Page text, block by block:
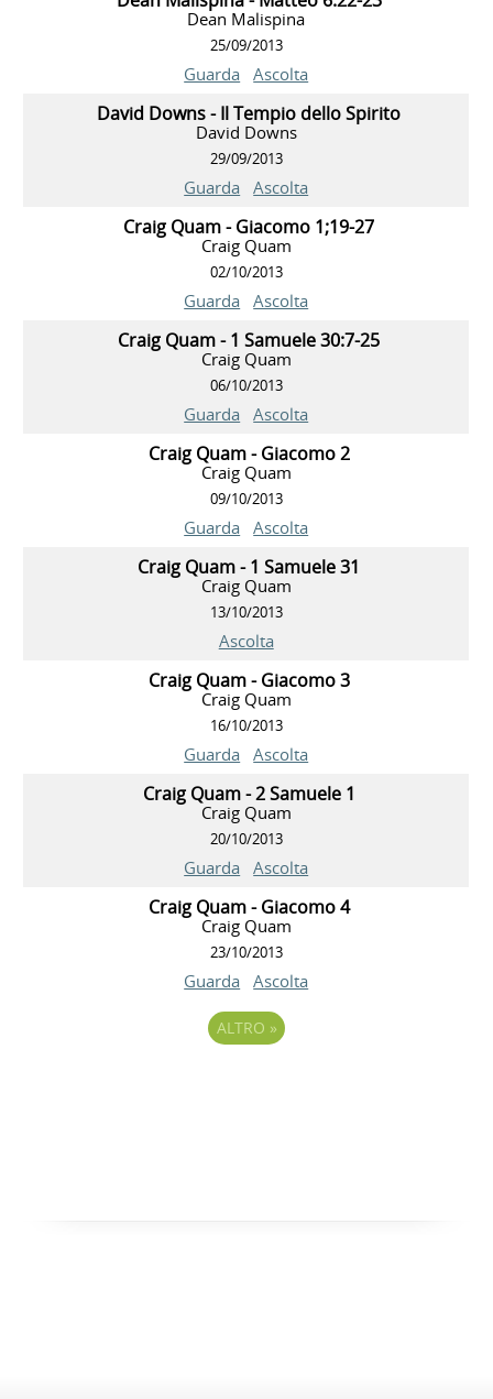
Dean Malispina
25/09/2013
Guarda Ascolta
David Downs - Il Tempio dello Spirito
David Downs
29/09/2013
Guarda Ascolta
Craig Quam - Giacomo 1;19-27
Craig Quam
02/10/2013
Guarda Ascolta
Craig Quam - 1 Samuele 30:7-25
Craig Quam
06/10/2013
Guarda Ascolta
Craig Quam - Giacomo 2
Craig Quam
09/10/2013
Guarda Ascolta
Craig Quam - 1 Samuele 31
Craig Quam
13/10/2013
Ascolta
Craig Quam - Giacomo 3
Craig Quam
16/10/2013
Guarda Ascolta
Craig Quam - 2 Samuele 1
Craig Quam
20/10/2013
Guarda Ascolta
Craig Quam - Giacomo 4
Craig Quam
23/10/2013
Guarda Ascolta
ALTRO »